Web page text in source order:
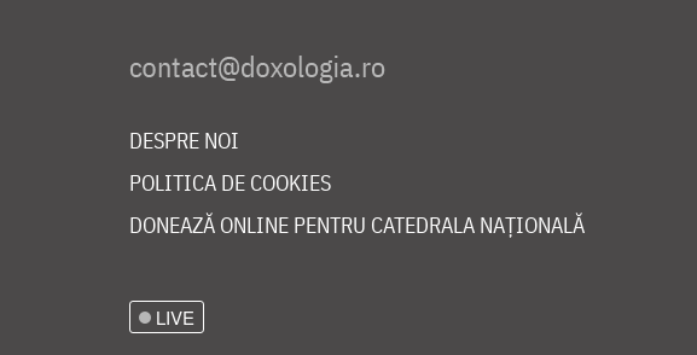
DESPRE NOI
POLITICA DE COOKIES
DONEAZĂ ONLINE PENTRU CATEDRALA NAȚIONALĂ
LIVE